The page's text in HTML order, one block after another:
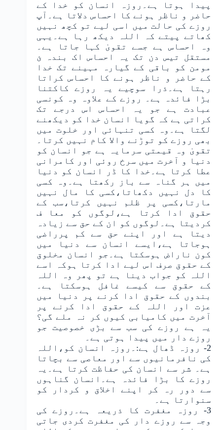
پیدا ہوتا ہے۔روزہ انسان کو خدا کے
حاضر و ناظر ہونے کا احساس دلاتا ہے۔آپ
روزے کی حالت میں اسی لیے تو کچھ نہیں
کھاتے پیتے کہ اللہ دیکھ رہا ہے۔یہی
وہ احساس ہے جسے تقویٰ کہا جاتا ہے۔
مستقل تیس دن تک یہ احساس اک بندہ ئ
مومن کو باقی کے گیارہ مہینے تک خدا
کے حاضر و ناظر ہونے کا احساس کراتا
رہتا ہے۔ذرا سوچیے یہ روزے کاکتنا
بڑا فائدہ ہے۔ روزے کے علاوہ وہ کونسی
عبادت ہے جو یہ احساس اس درجے تک
کراتی ہے کہ گویا انسان خدا کو دیکھنے
لگتا ہے۔وہ کسی تنہائی اور خلوت میں
بھی روزے کو توڑنے والا کام نہیں کرتا۔
تقویٰ وہ قیمتی سرمایہ ہے جو انسان کو
دنیا و آخرت میں سرخ روئی اور کامرانی
عطا کرتا ہے۔خدا کا ڈر انسان کو دنیا
میں ہر گناہ سے باز رکھتا ہے۔وہ کسی
کا دل نہیں دکھاتا،کسی کا مال نہیں
مارتا،کسی پر ظلم نہیں کرتا،سب کے
حقوق ادا کرتا ہے،لوگوں کو معا ف
کردیتا ہے۔لوگوں کو ان کے حق سے زیادہ
دیتا ہے اور اپنے حق سے کم پرراضی
ہوجاتا ہے،ایسے انسان سے دنیا میں
کون ناراض ہوسکتا ہے۔جو انسان مخلوق
کے حقوق صرف اس لیے ادا کرتا ہوکہ اسے
اللہ کو جواب دینا ہے تو پھر وہ اللہ
کے حقوق سے کیسے غافل ہوسکتا ہے۔
بندوں کے حقوق ادا کرنے پر دنیا میں
عزت اور اللہ کے حقوق ادا کرنے پر
آخرت میں کامیابی کیوں کر نہ ملے گی؟
یہ ہے روزے کی سب سے بڑی خصوصیت جو
روزے دار میں پیدا ہوتی ہے۔
2- روزہ ڈھال ہے:۔روزہ انسان کو،اللہ
کی نافرمانیوں سے اور معاصی سے بچاتا
ہے۔ شر سے انسان کی حفاظت کرتا ہے۔یہ
روزے کا بڑا فائدہ ہے۔انسان گناہوں
سے دور رہ کر اپنے اخلاق و کردار کو
سنوارتا ہے۔
3- روزہ مغفرت کا ذریعہ ہے۔روزے کی
وجہ سے روزے دار کی مغفرت کردی جاتی